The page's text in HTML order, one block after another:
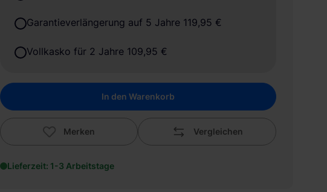
Garantieverlängerung auf 5 Jahre119,95 €
Vollkasko für 2 Jahre109,95 €
In den Warenkorb
Merken Vergleichen
Lieferzeit: 1-3 Arbeitstage